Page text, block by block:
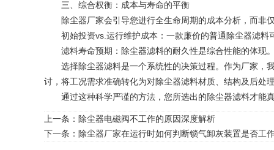
三、综合权衡：成本与寿命的平衡
除尘器厂家会引导您进行全生命周期的成本分析，而非
初始投资vs.运行维护成本：一款廉价的普通除尘器滤料
滤料寿命预期：除尘器滤料的耐久性是综合性能的体现。
选择除尘器滤料是一个系统性的决策过程。作为厂家，我
讨，将工况需求准确转化为对除尘器滤料材质、结构及后处
通过这种科学严谨的方法，您所选出的除尘器滤料才能真
上一条： 除尘器电磁阀不工作的原因深度解析
下一条： 除尘器厂家在运行时如何判断锁气卸灰装置是否工